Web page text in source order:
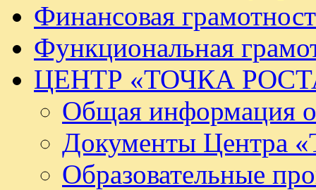
Финансовая
Функциональная
ЦЕНТР «ТОЧКА
Общая информация о
Документы Центра
Образовательные